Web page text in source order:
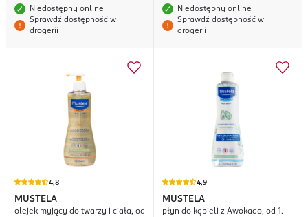
Niedostępny online
Sprawdź dostępność w
drogerii
Niedostępny online
Sprawdź dostępność w
drogerii
4,8
MUSTELA
olejek myjący do twarzy i ciała, od
4,9
MUSTELA
płyn do kąpieli z Awokado, od 1.